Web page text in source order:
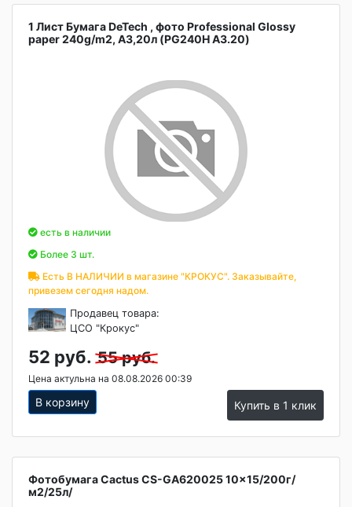
1 Лист Бумага DeTech , фото Professional Glossy
paper 240g/m2, A3,20л (PG240H A3.20)
есть в наличии
Более 3 шт.
Есть В НАЛИЧИИ в магазине "КРОКУС". Заказывайте,
привезем сегодня надом.
Продавец товара:
ЦСО "Крокус"
52 руб. 55 руб.
Цена актульна на 08.08.2026 00:39
В корзину Купить в 1 клик
Фотобумага Cactus CS-GA620025 10x15/200г/
м2/25л/